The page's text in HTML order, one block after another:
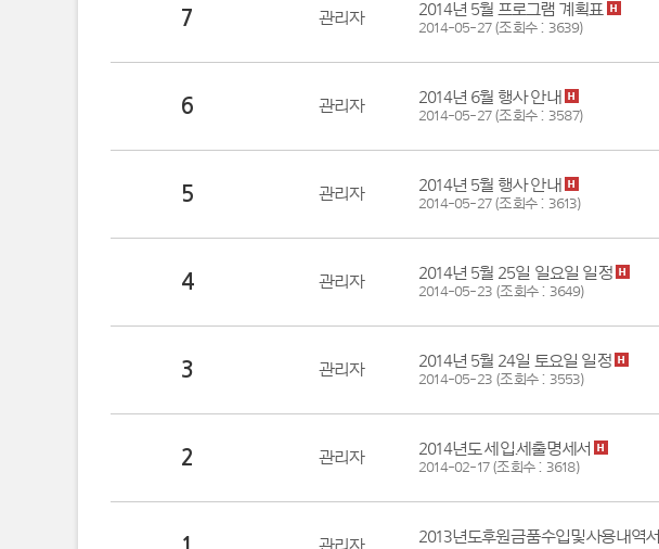
7 관리자 2014년 5월 프로그램 계획표
2014-05-27 (조회수 : 3639)
6 관리자 2014년 6월 행사 안내
2014-05-27 (조회수 : 3587)
5 관리자 2014년 5월 행사 안내
2014-05-27 (조회수 : 3613)
4 관리자 2014년 5월 25일 일요일 일정
2014-05-23 (조회수 : 3649)
3 관리자 2014년 5월 24일 토요일 일정
2014-05-23 (조회수 : 3553)
2 관리자 2014년도 세입.세출명세서
2014-02-17 (조회수 : 3618)
2013년도후원금품수입및사용내역서